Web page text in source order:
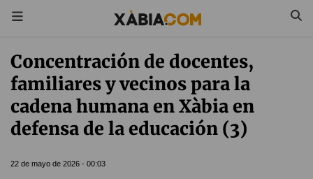
Concentración de docentes,
familiares y vecinos para la
cadena humana en Xàbia en
defensa de la educación (3)
22 de mayo de 2026 - 00:03